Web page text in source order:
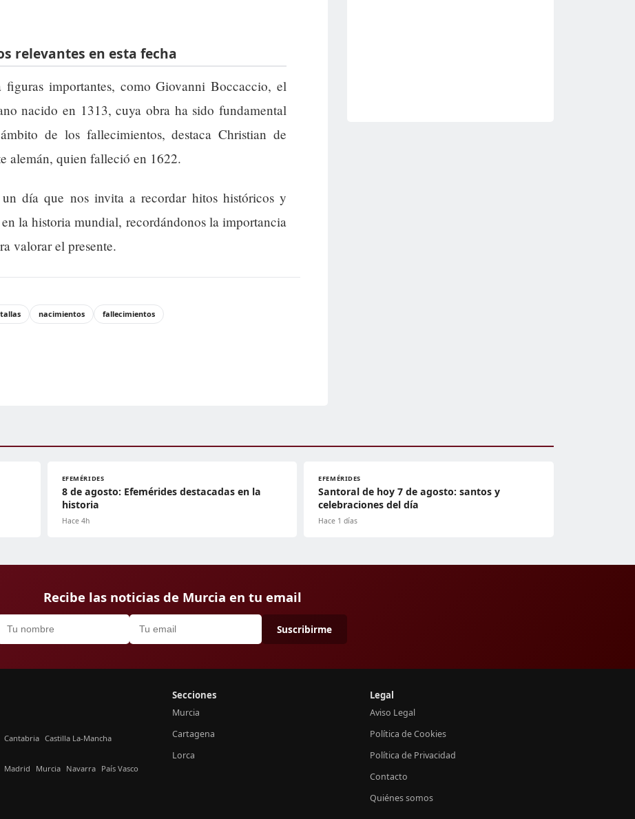
relevantes en esta fecha
importantes, como Giovanni Boccaccio, el
nacido en 1313, cuya obra ha sido fundamental
de los fallecimientos, destaca Christian de
alemán, quien falleció en 1622.
día que nos invita a recordar hitos históricos y
la historia mundial, recordándonos la importancia
valorar el presente.
nacimientos fallecimientos
EFEMÉRIDES
8 de agosto: Efemérides destacadas en la
historia
Hace 4h
EFEMÉRIDES
Santoral de hoy 7 de agosto: santos y
celebraciones del día
Hace 1 días
Recibe las noticias de Murcia en tu email
Suscribirme
Cantabria Castilla La-Mancha
Madrid Murcia Navarra País Vasco
Secciones
Murcia
Cartagena
Lorca
Legal
Aviso Legal
Política de Cookies
Política de Privacidad
Contacto
Quiénes somos